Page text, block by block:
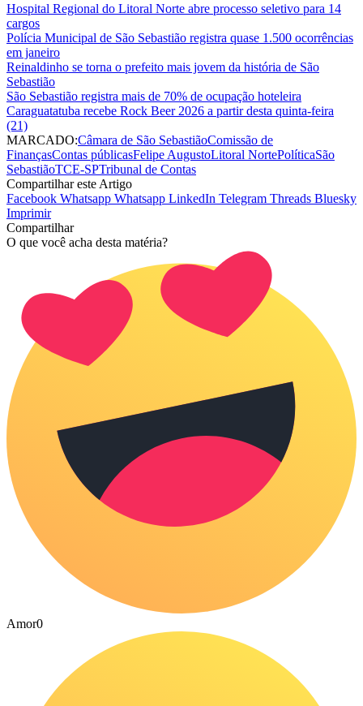
Hospital Regional do Litoral Norte abre processo seletivo para 14
cargos
Polícia Municipal de São Sebastião registra quase 1.500 ocorrências
em janeiro
Reinaldinho se torna o prefeito mais jovem da história de São
Sebastião
São Sebastião registra mais de 70% de ocupação hoteleira
Caraguatatuba recebe Rock Beer 2026 a partir desta quinta-feira
(21)
MARCADO:Câmara de São SebastiãoComissão de
FinançasContas públicasFelipe AugustoLitoral NortePolíticaSão
SebastiãoTCE-SPTribunal de Contas
Compartilhar este Artigo
Facebook Whatsapp Whatsapp LinkedIn Telegram Threads Bluesky
Imprimir
Compartilhar
O que você acha desta matéria?
Amor0